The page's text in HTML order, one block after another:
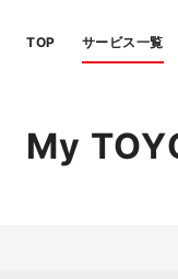
TOP サービス一覧
My